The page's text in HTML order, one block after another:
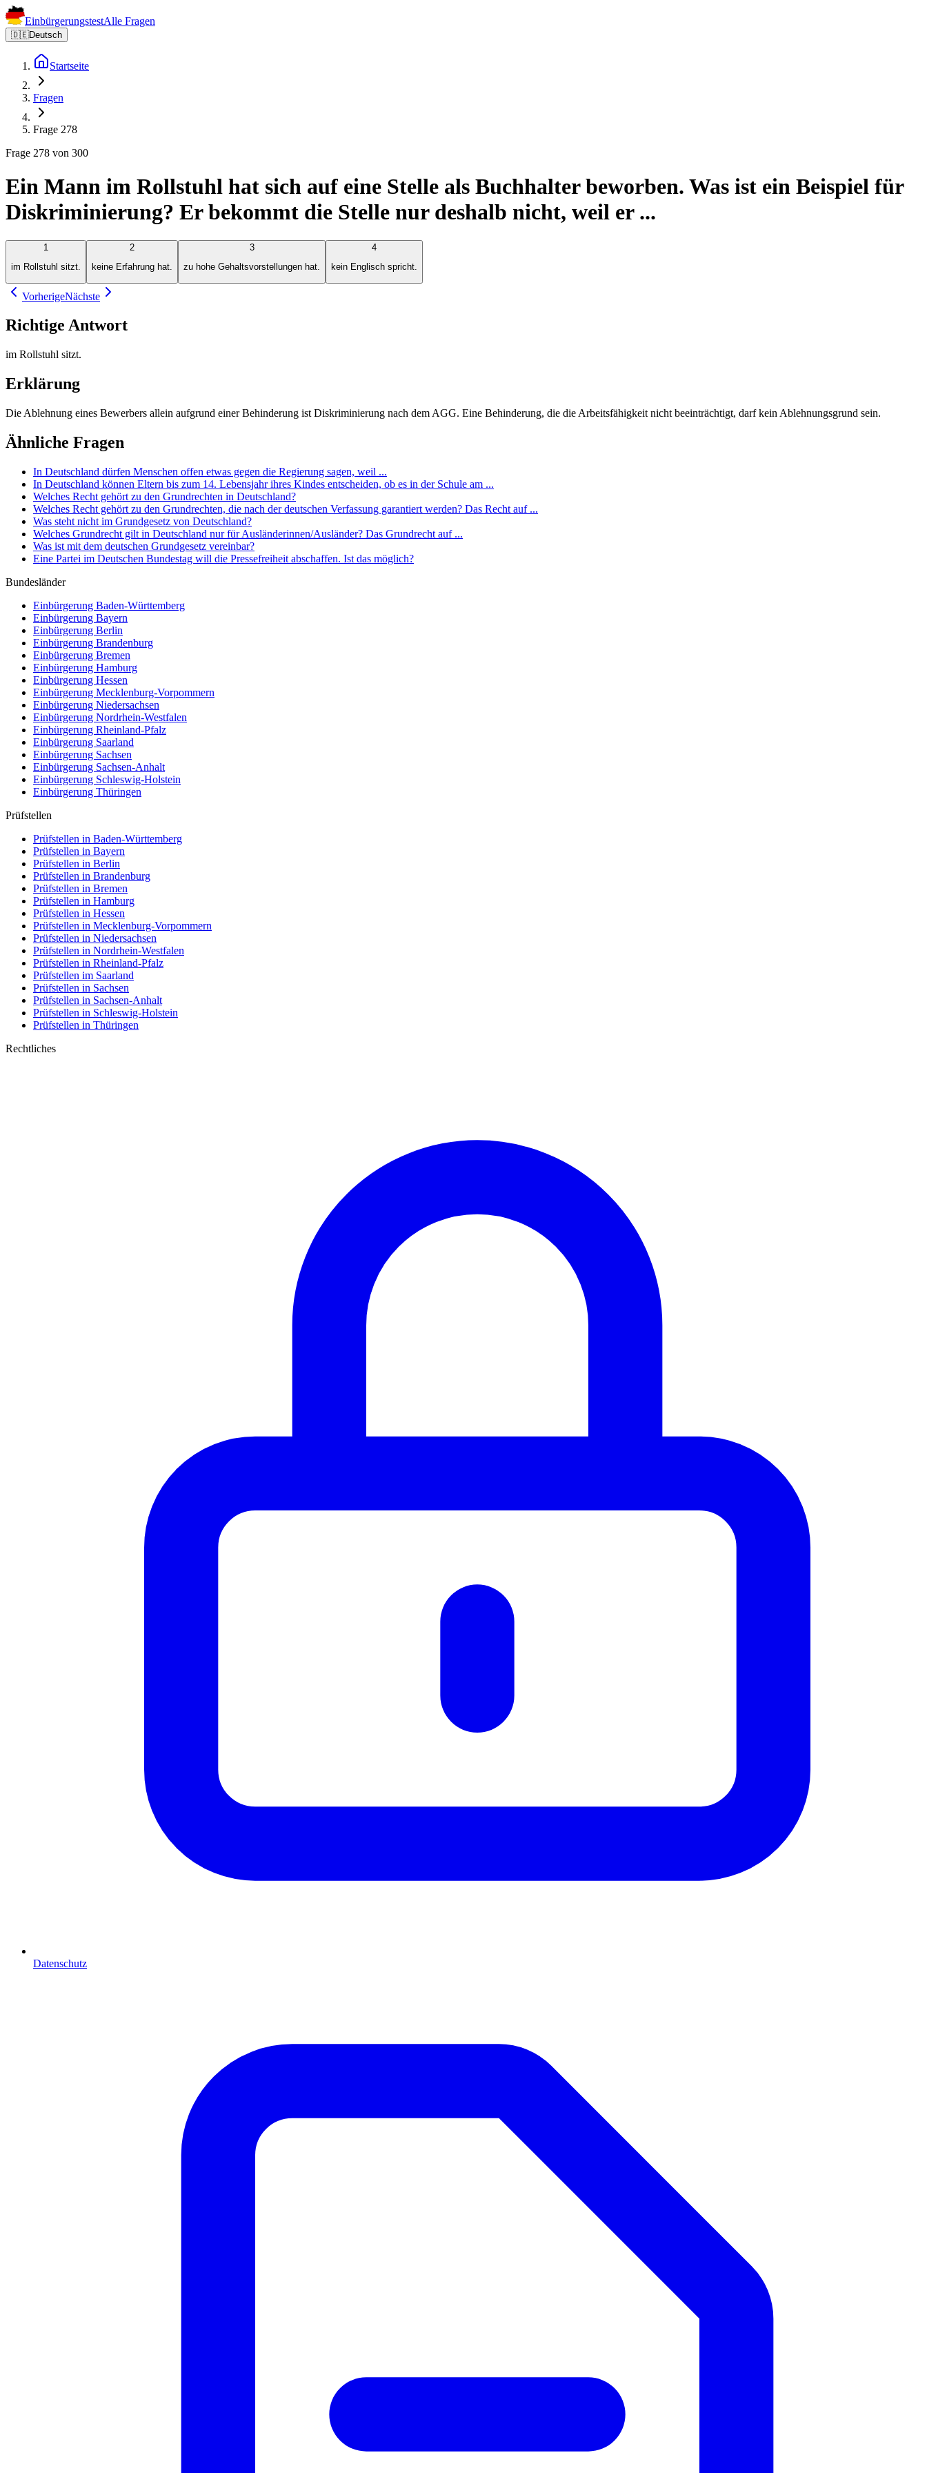
EinbürgerungstestAlle Fragen
🇩🇪Deutsch
Startseite
Fragen
Frage 278
Frage 278 von 300
Ein Mann im Rollstuhl hat sich auf eine Stelle als Buchhalter beworben. Was ist ein Beispiel für
Diskriminierung? Er bekommt die Stelle nur deshalb nicht, weil er ...
1
im Rollstuhl sitzt.
2
keine Erfahrung hat.
3
zu hohe Gehaltsvorstellungen hat.
4
kein Englisch spricht.
VorherigeNächste
Richtige Antwort
im Rollstuhl sitzt.
Erklärung
Die Ablehnung eines Bewerbers allein aufgrund einer Behinderung ist Diskriminierung nach dem AGG. Eine Behinderung, die die Arbeitsfähigkeit nicht beeinträchtigt, darf kein Ablehnungsgrund sein.
Ähnliche Fragen
In Deutschland dürfen Menschen offen etwas gegen die Regierung sagen, weil ...
In Deutschland können Eltern bis zum 14. Lebensjahr ihres Kindes entscheiden, ob es in der Schule am ...
Welches Recht gehört zu den Grundrechten in Deutschland?
Welches Recht gehört zu den Grundrechten, die nach der deutschen Verfassung garantiert werden? Das Recht auf ...
Was steht nicht im Grundgesetz von Deutschland?
Welches Grundrecht gilt in Deutschland nur für Ausländerinnen/Ausländer? Das Grundrecht auf ...
Was ist mit dem deutschen Grundgesetz vereinbar?
Eine Partei im Deutschen Bundestag will die Pressefreiheit abschaffen. Ist das möglich?
Bundesländer
Einbürgerung Baden-Württemberg
Einbürgerung Bayern
Einbürgerung Berlin
Einbürgerung Brandenburg
Einbürgerung Bremen
Einbürgerung Hamburg
Einbürgerung Hessen
Einbürgerung Mecklenburg-Vorpommern
Einbürgerung Niedersachsen
Einbürgerung Nordrhein-Westfalen
Einbürgerung Rheinland-Pfalz
Einbürgerung Saarland
Einbürgerung Sachsen
Einbürgerung Sachsen-Anhalt
Einbürgerung Schleswig-Holstein
Einbürgerung Thüringen
Prüfstellen
Prüfstellen in Baden-Württemberg
Prüfstellen in Bayern
Prüfstellen in Berlin
Prüfstellen in Brandenburg
Prüfstellen in Bremen
Prüfstellen in Hamburg
Prüfstellen in Hessen
Prüfstellen in Mecklenburg-Vorpommern
Prüfstellen in Niedersachsen
Prüfstellen in Nordrhein-Westfalen
Prüfstellen in Rheinland-Pfalz
Prüfstellen im Saarland
Prüfstellen in Sachsen
Prüfstellen in Sachsen-Anhalt
Prüfstellen in Schleswig-Holstein
Prüfstellen in Thüringen
Rechtliches
Datenschutz